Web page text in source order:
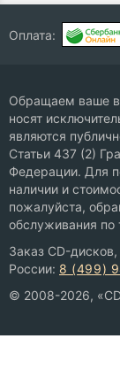
Оплата:
Обращаем ваше
носят
являются
Статьи 437 (2)
Федерации. Для
наличии и
пожалуйста,
обслуживания по
Заказ CD-
России: 8 (499)
© 2008-2026,